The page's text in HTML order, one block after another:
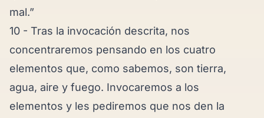
mal.”
10 - Tras la invocación descrita, nos
concentraremos pensando en los cuatro
elementos que, como sabemos, son tierra,
agua, aire y fuego. Invocaremos a los
elementos y les pediremos que nos den la